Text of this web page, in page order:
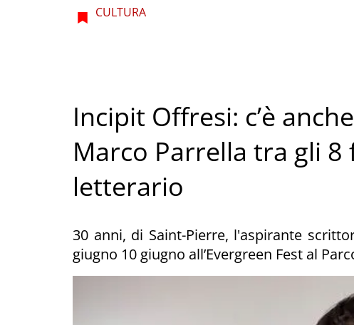
CULTURA
Incipit Offresi: c’è
Marco Parrella tra gli
letterario
30 anni, di Saint-Pierre, l'aspirante
giugno 10 giugno all’Evergreen Fest al